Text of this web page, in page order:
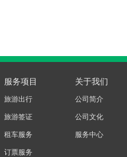
服务项目
旅游出行
旅游签证
租车服务
订票服务
关于我们
公司简介
公司文化
服务中心